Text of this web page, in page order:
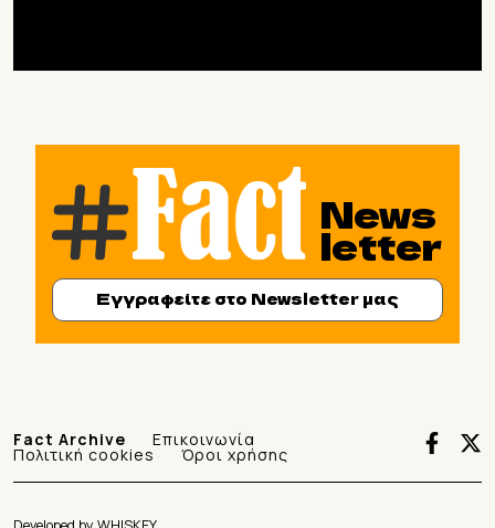
News
letter
Εγγραφείτε στο Newsletter μας
Fact Archive Επικοινωνία
Πολιτική cookies Όροι χρήσης